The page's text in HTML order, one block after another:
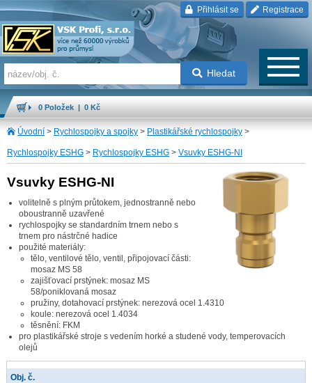
Přihlásit se Registrace
Hledat
0 Položek | 0 Kč
Úvodní > Rychlospojky a spojky > Plastikářské rychlospojky >
Rychlospojky ESHG > Rychlospojky ESHG > Vsuvky ESHG-NI
Vsuvky ESHG-NI
volitelně s plným průtokem, jednostranně nebo
oboustranně uzavřené
rychlospojky se standardním trnem nebo s
trnem pro nástrčné hadice
použité materiály:
tělo, ventilové tělo, ventil, připojovací části:
mosaz MS 58
zajišťovací prstýnek: mosaz MS
58/poniklovaná mosaz
pružiny, dotahovací prstýnek: nerezová ocel 1.4310
koule: nerezová ocel 1.4034
těsnění: FKM
pro plastikářské stroje s vedením horké a studené vody, temperovacích
olejů
Obj. č.